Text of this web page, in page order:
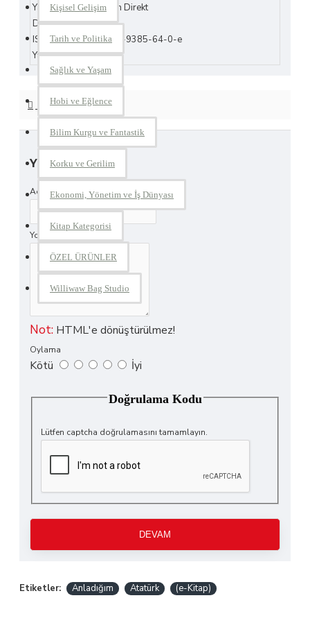
Kişisel Gelişim
Tarih ve Politika
Sağlık ve Yaşam
Hobi ve Eğlence
Bilim Kurgu ve Fantastik
Korku ve Gerilim
Ekonomi, Yönetim ve İş Dünyası
Kitap Kategorisi
ÖZEL ÜRÜNLER
Williwaw Bag Studio
Yayınevi
Yazardan Direkt
Dil
Türkçe
ISBN
978-605-9385-64-0-e
Yayım Tarihi 2019
YORUMLAR
YORUM YAP
Adınız
Yorumunuz
Not: HTML'e dönüştürülmez!
Oylama
Kötü İyi
Doğrulama Kodu
Lütfen captcha doğrulamasını tamamlayın.
DEVAM
Etiketler: Anladığım Atatürk (e-Kitap)